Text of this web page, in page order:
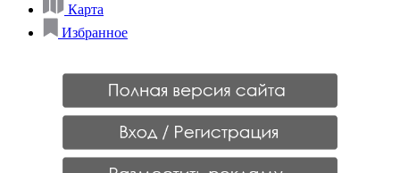
Карта
Избранное